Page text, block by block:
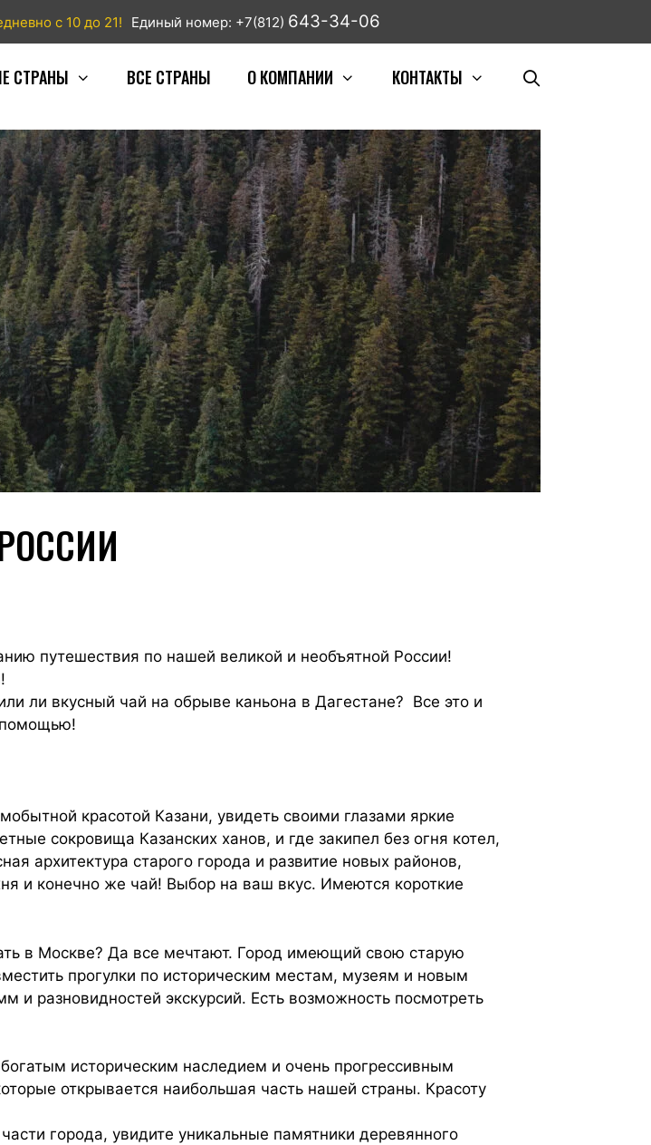
с 10 до 21! Единый номер: +7(812) 643-34-06
СТРАНЫ ВСЕ СТРАНЫ О КОМПАНИИ КОНТАКТЫ
путешествия по нашей великой и необъятной России!
ли вкусный чай на обрыве каньона в Дагестане? Все это и
помощью!
красотой Казани, увидеть своими глазами яркие
сокровища Казанских ханов, и где закипел без огня котел,
архитектура старого города и развитие новых районов,
и конечно же чай! Выбор на ваш вкус. Имеются короткие
в Москве? Да все мечтают. Город имеющий свою старую
прогулки по историческим местам, музеям и новым
разновидностей экскурсий. Есть возможность посмотреть
историческим наследием и очень прогрессивным
открывается наибольшая часть нашей страны. Красоту
города, увидите уникальные памятники деревянного